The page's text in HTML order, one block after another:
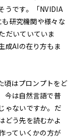
うです。「NVIDIA
研究機関や様々な
だいていていま
成AIの在り方もま
頃はプロンプトをど
今は自然言語で普
ゃないですか。だ
どう先を読むかよ
っていくかの方が